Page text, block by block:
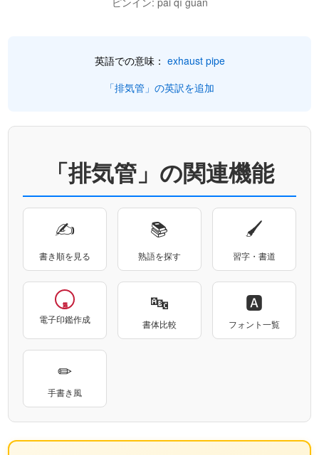
英語での意味： exhaust pipe
「排気管」の英訳を追加
「排気管」の関連機能
✍
書き順を見る
📚
熟語を探す
🖌
習字・書道
電子印鑑作成
🔤
書体比較
🅰
フォント一覧
✏
手書き風